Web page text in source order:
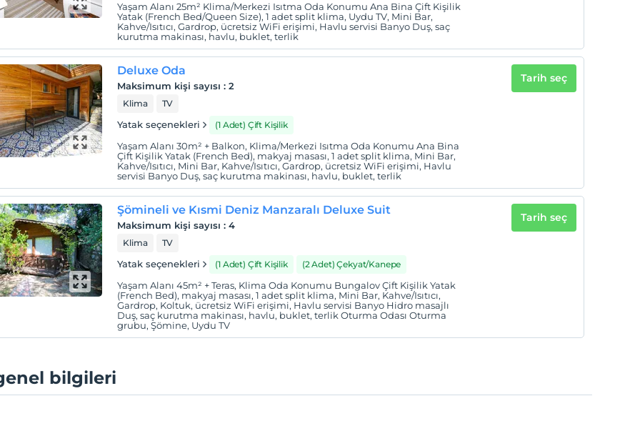
Yaşam Alanı 25m² Klima/Merkezi Isıtma Oda Konumu Ana Bina Çift Kişilik
Yatak (French Bed/Queen Size), 1 adet split klima, Uydu TV, Mini Bar,
Kahve/Isıtıcı, Gardrop, ücretsiz WiFi erişimi, Havlu servisi Banyo Duş, saç
kurutma makinası, havlu, buklet, terlik
Deluxe Oda
Maksimum kişi sayısı :2
Klima TV
Yatak seçenekleri (1 Adet) Çift Kişilik
Yaşam Alanı 30m² + Balkon, Klima/Merkezi Isıtma Oda Konumu Ana Bina
Çift Kişilik Yatak (French Bed), makyaj masası, 1 adet split klima, Mini Bar,
Kahve/Isıtıcı, Mini Bar, Kahve/Isıtıcı, Gardrop, ücretsiz WiFi erişimi, Havlu
servisi Banyo Duş, saç kurutma makinası, havlu, buklet, terlik
Tarih seç
Şömineli ve Kısmi Deniz Manzaralı Deluxe Suit
Maksimum kişi sayısı :4
Klima TV
Yatak seçenekleri (1 Adet) Çift Kişilik (2 Adet) Çekyat/Kanepe
Yaşam Alanı 45m² + Teras, Klima Oda Konumu Bungalov Çift Kişilik Yatak
(French Bed), makyaj masası, 1 adet split klima, Mini Bar, Kahve/Isıtıcı,
Gardrop, Koltuk, ücretsiz WiFi erişimi, Havlu servisi Banyo Hidro masajlı
Duş, saç kurutma makinası, havlu, buklet, terlik Oturma Odası Oturma
grubu, Şömine, Uydu TV
Tarih seç
bilgileri